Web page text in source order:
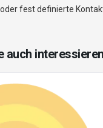
fest definierte
auch interessieren